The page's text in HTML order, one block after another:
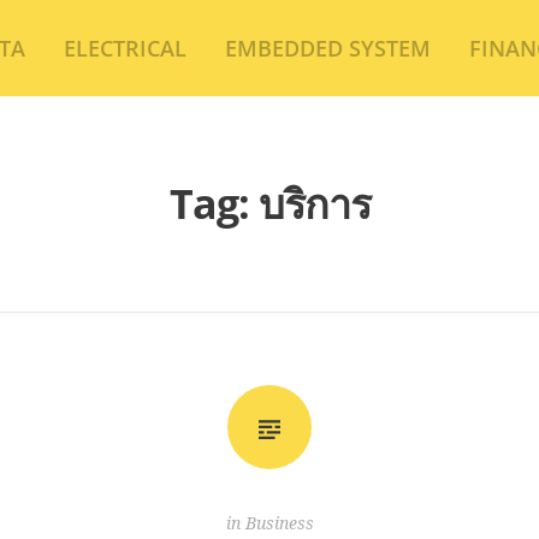
ELECTRICAL EMBEDDED SYSTEM
Tag: บริการ
in Business